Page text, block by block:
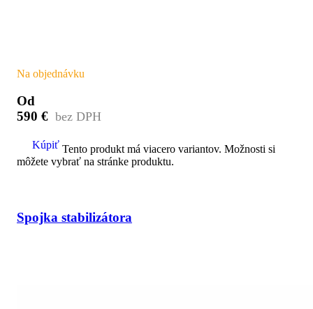
Na objednávku
Od
590 €
Kúpiť Tento produkt má viacero variantov. Možnosti si
môžete vybrať na stránke produktu.
Spojka stabilizátora